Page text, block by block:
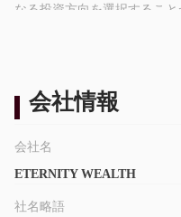
なる投資方向を選択すること
があります：シルバー、ゴ
トレーダーはシルバーアカ
座の設定と管理は無料です。
取引プラットフォーム
ETERNITY WEALTHは、
会社情報
会社名
ETERNITY WEALTH
社名略語